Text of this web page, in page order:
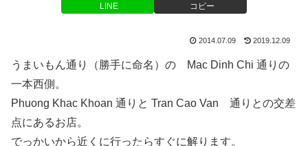
LINE コピー
2014.07.09 2019.12.09
うまいもん通り（勝手に命名）の Mac Dinh Chi 通りの
一本西側。
Phuong Khac Khoan 通りと Tran Cao Van 通りとの交差
点にあるお店。
でっかいから近くに行ったらすぐに解ります。